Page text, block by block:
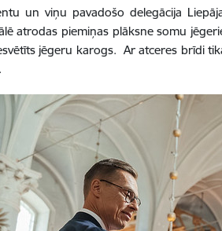
un viņu pavadošo delegācija
atrodas piemiņas plāksne somu
jēgeru karogs. Ar atceres brīdi